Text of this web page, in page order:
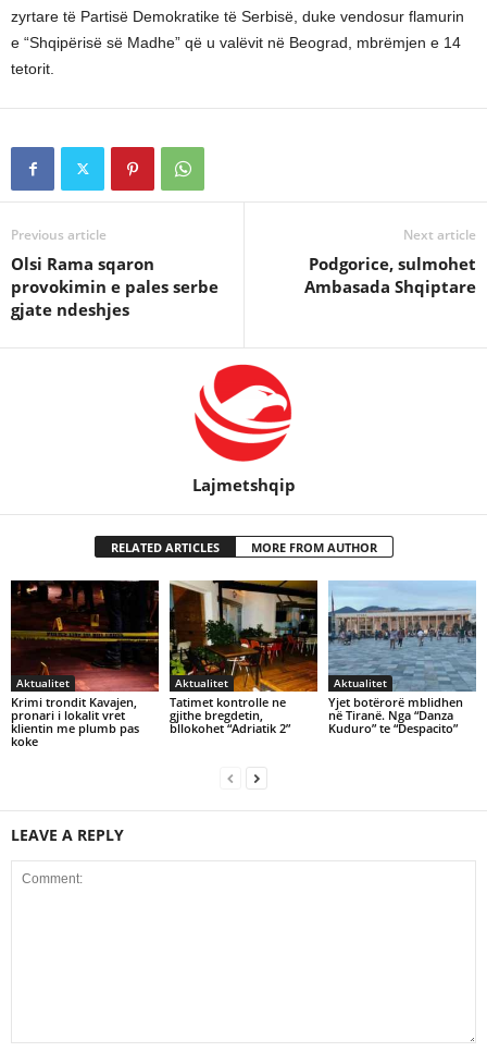
zyrtare të Partisë Demokratike të Serbisë, duke vendosur flamurin
e “Shqipërisë së Madhe” që u valëvit në Beograd, mbrëmjen e 14
tetorit.
Previous article
Olsi Rama sqaron
provokimin e pales serbe
gjate ndeshjes
Next article
Podgorice, sulmohet
Ambasada Shqiptare
Lajmetshqip
RELATED ARTICLES MORE FROM AUTHOR
Aktualitet
Krimi trondit Kavajen,
pronari i lokalit vret
klientin me plumb pas
koke
Aktualitet
Tatimet kontrolle ne
gjithe bregdetin,
bllokohet “Adriatik 2”
Aktualitet
Yjet botërorë mblidhen
në Tiranë. Nga “Danza
Kuduro” te “Despacito”
LEAVE A REPLY